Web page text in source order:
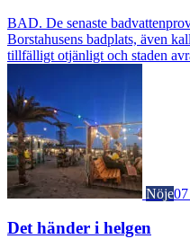
BAD. De senaste
Borstahusens badplats, även
tillfälligt otjänligt och staden
Nöje
Det händer i helgen